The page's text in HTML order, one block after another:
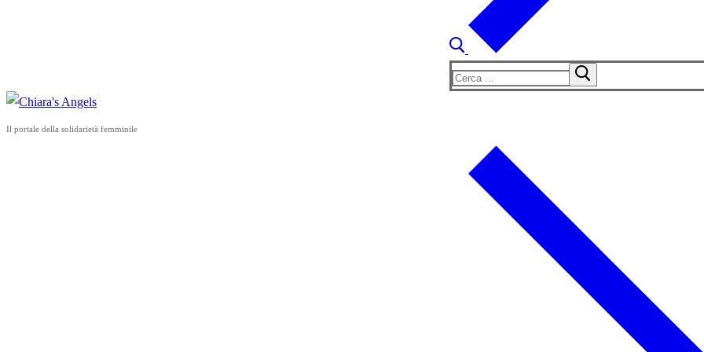
Cerca:
Il portale della solidarietà femminile